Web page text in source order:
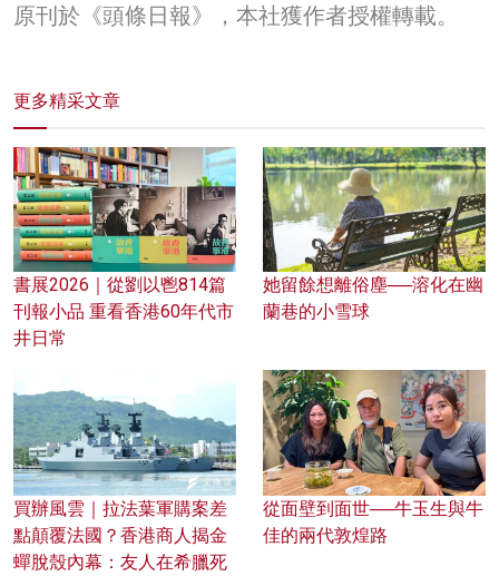
原刊於《頭條日報》，本社獲作者授權轉載。
更多精采文章
書展2026｜從劉以鬯814篇
刊報小品 重看香港60年代市
井日常
她留餘想離俗塵──溶化在幽
蘭巷的小雪球
買辦風雲｜拉法葉軍購案差
點顛覆法國？香港商人揭金
蟬脫殼內幕：友人在希臘死
從面壁到面世──牛玉生與牛
佳的兩代敦煌路